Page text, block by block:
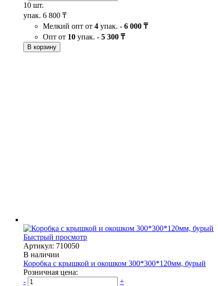
10 шт.
упак. 6 800 ₸
Мелкий опт от 4 упак. - 6 000 ₸
Опт от 10 упак. - 5 300 ₸
В корзину
Быстрый просмотр
Артикул: 710050
В наличии
Коробка с крышкой и окошком 300*300*120мм, бурый
Розничная цена:
-
+